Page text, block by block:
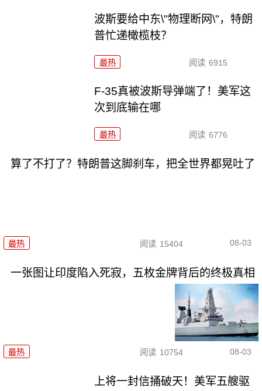
波斯要给中东\"物理断网\"，特朗
普忙递橄榄枝？
最热 阅读 6915
F-35真被波斯导弹端了！美军这
次到底输在哪
最热 阅读 6776
算了不打了？特朗普这脚刹车，把全世界都晃吐了
最热 阅读 15404 08-03
一张图让印度陷入死寂，五枚金牌背后的终极真相
最热 阅读 10754 08-03
上将一封信捅破天！美军五艘驱